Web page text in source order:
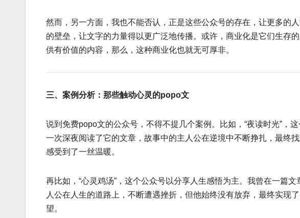
然而，另一方面，我也不能否认，正是这些公众号的存在，让更多的
的壁垒，让文字的力量得以更广泛地传播。或许，商业化是它们生存
供有价值的内容，那么，这种商业化也就无可厚非。
三、案例分析：那些触动心灵的popo文
说到免费popo文的公众号，不得不提几个案例。比如，“夜读时光”，
一次深夜阅读了它的文章，故事中的主人公在逆境中不断挣扎，最终
感受到了一丝温暖。
再比如，“心灵鸡汤”，这个公众号以分享人生感悟为主。我曾在一篇
人公在人生的道路上，不断遭遇挫折，但他始终没有放弃，最终实现
望。